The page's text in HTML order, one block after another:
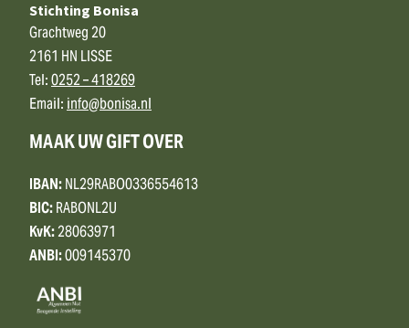
Stichting Bonisa
Grachtweg 20
2161 HN LISSE
Tel:0252 – 418269
Email:info@bonisa.nl
MAAK UW GIFT OVER
IBAN:NL29RABO0336554613
BIC:RABONL2U
KvK:28063971
ANBI:009145370